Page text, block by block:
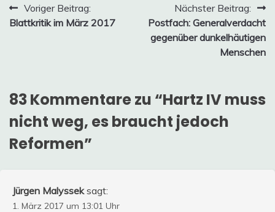
Beitragsnavigation
Voriger Beitrag:
Blattkritik im März 2017
Nächster Beitrag:
Postfach: Generalverdacht
gegenüber dunkelhäutigen
Menschen
83 Kommentare zu “Hartz IV muss
nicht weg, es braucht jedoch
Reformen”
Jürgen Malyssek sagt:
1. März 2017 um 13:01 Uhr